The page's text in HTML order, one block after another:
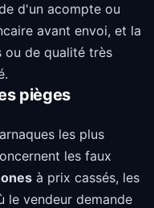
d'un acompte ou
avant envoi, et la
de qualité très
pièges
les plus
les faux
à prix cassés, les
le vendeur demande